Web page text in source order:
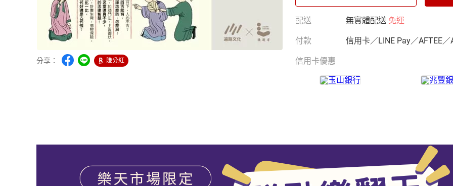
分享： 賺分紅
配送 無實體配送 免運
付款 信用卡／LINE Pay／AFTEE／
信用卡優惠